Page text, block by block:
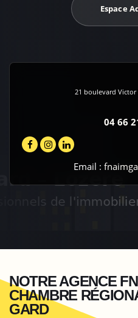
Espace
21 boulevard Victor
04 66
Email :
NOTRE AGENCE
CHAMBRE
GARD